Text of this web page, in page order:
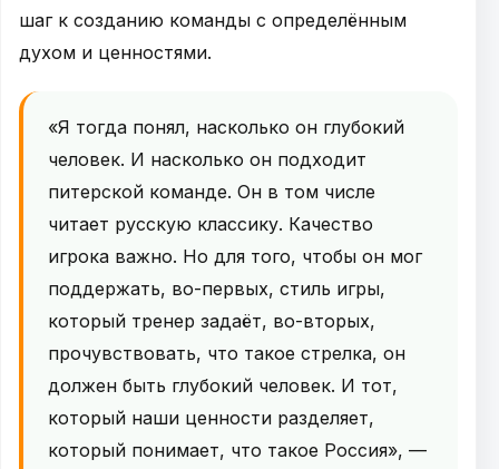
шаг к созданию команды с определённым
духом и ценностями.
«Я тогда понял, насколько он глубокий
человек. И насколько он подходит
питерской команде. Он в том числе
читает русскую классику. Качество
игрока важно. Но для того, чтобы он мог
поддержать, во-первых, стиль игры,
который тренер задаёт, во-вторых,
прочувствовать, что такое стрелка, он
должен быть глубокий человек. И тот,
который наши ценности разделяет,
который понимает, что такое Россия», —